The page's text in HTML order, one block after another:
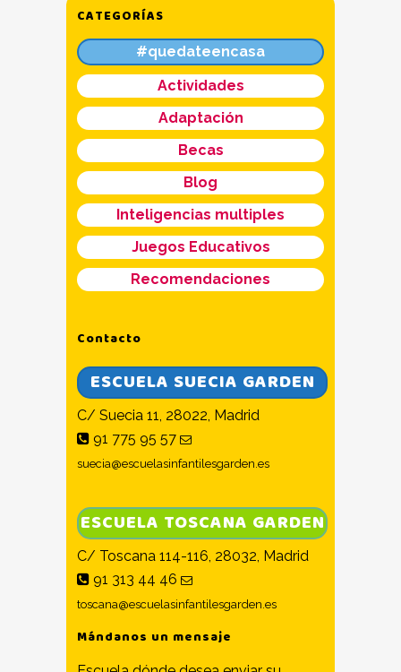
CATEGORÍAS
#quedateencasa
Actividades
Adaptación
Becas
Blog
Inteligencias multiples
Juegos Educativos
Recomendaciones
Contacto
ESCUELA SUECIA GARDEN
C/ Suecia 11, 28022, Madrid
91 775 95 57
suecia@escuelasinfantilesgarden.es
ESCUELA TOSCANA GARDEN
C/ Toscana 114-116, 28032, Madrid
91 313 44 46
toscana@escuelasinfantilesgarden.es
Mándanos un mensaje